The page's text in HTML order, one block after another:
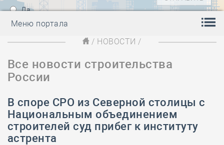
Да
Меню портала
/ НОВОСТИ /
Все новости строительства
России
В споре СРО из Северной столицы с
Национальным объединением
строителей суд прибег к институту
астрента